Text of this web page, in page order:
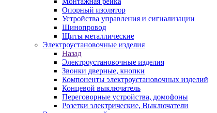
Опорный изолятор
Устройства управления и сигнализации
Шинопровод
Щиты металлические
Электроустановочные изделия
Назад
Электроустановочные изделия
Звонки дверные, кнопки
Компоненты электроустановочных изделий
Концевой выключатель
Переговорные устройства, домофоны
Розетки электрические, Выключатели